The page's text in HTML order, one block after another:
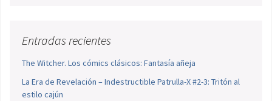
Entradas recientes
The Witcher. Los cómics clásicos: Fantasía añeja
La Era de Revelación – Indestructible Patrulla-X #2-3: Tritón al
estilo cajún